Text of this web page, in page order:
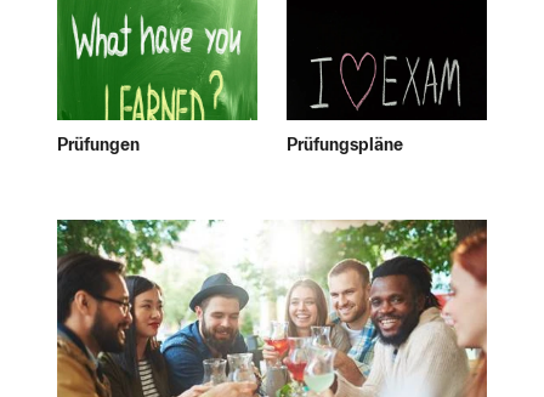
Naturwissenschaft und Technik
Soziale Kompetenzen
Sportwissenschaft & Outdoor Education
Sprachen
vhb-Angebote als AWP-Kurse
Prüfungen Prüfungspläne